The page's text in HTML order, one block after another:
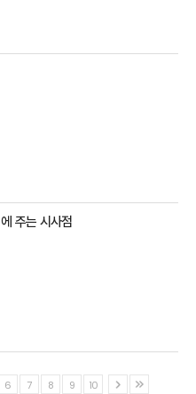
주는 시사점
6 7 8 9 10